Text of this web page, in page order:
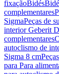
fixaçãoBidés
complementares
SigmaPeças de
interior Geberit
complementares
autoclismo de
Sigma 8 cm
para Para